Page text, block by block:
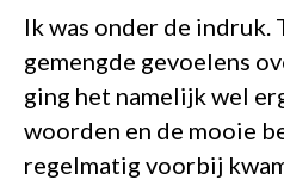
Ik was onder de indruk.
gemengde gevoelens
ging het namelijk wel
woorden en de mooie
regelmatig voorbij